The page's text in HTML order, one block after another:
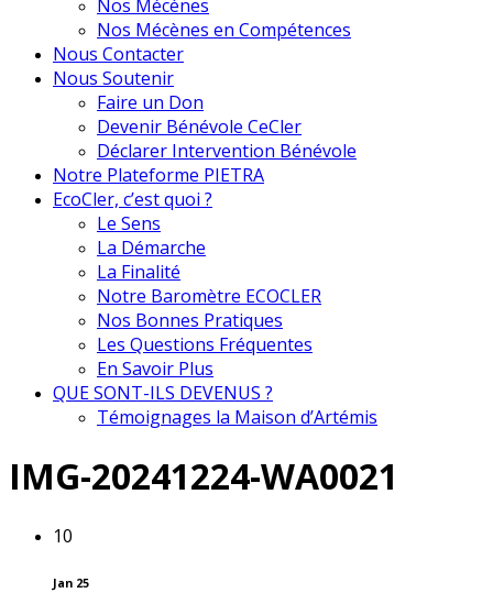
Nos Mécènes
Nos Mécènes en Compétences
Nous Contacter
Nous Soutenir
Faire un Don
Devenir Bénévole CeCler
Déclarer Intervention Bénévole
Notre Plateforme PIETRA
EcoCler, c’est quoi ?
Le Sens
La Démarche
La Finalité
Notre Baromètre ECOCLER
Nos Bonnes Pratiques
Les Questions Fréquentes
En Savoir Plus
QUE SONT-ILS DEVENUS ?
Témoignages la Maison d’Artémis
IMG-20241224-WA0021
10
Jan 25